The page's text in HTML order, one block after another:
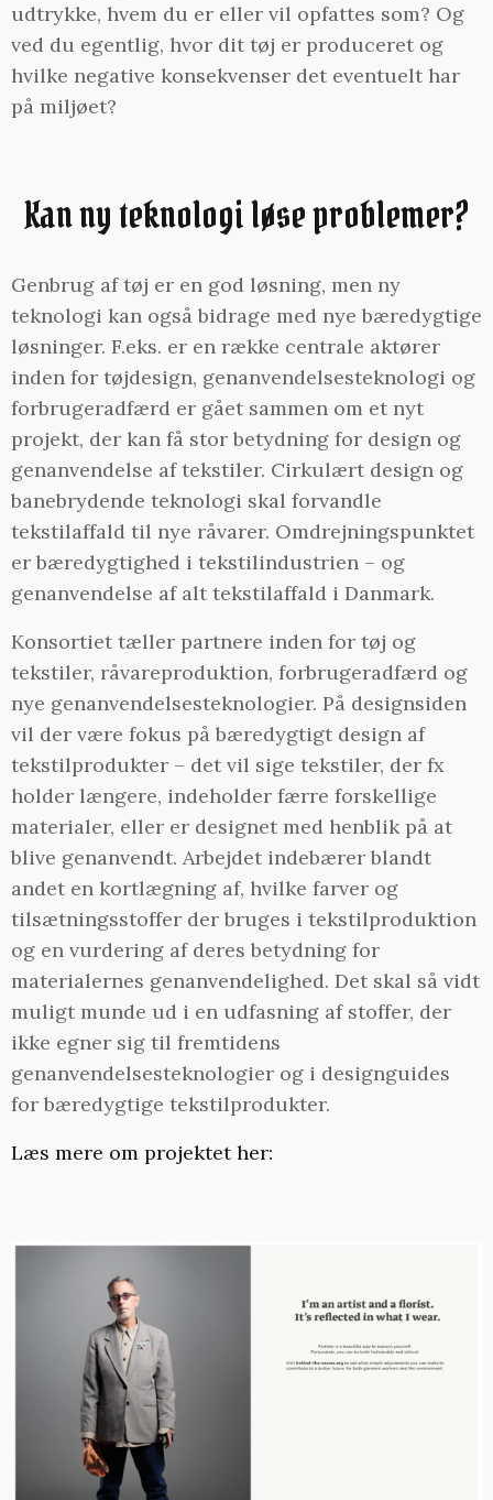
udtrykke, hvem du er eller vil opfattes som? Og
ved du egentlig, hvor dit tøj er produceret og
hvilke negative konsekvenser det eventuelt har
på miljøet?
Kan ny teknologi løse problemer?
Genbrug af tøj er en god løsning, men ny
teknologi kan også bidrage med nye bæredygtige
løsninger. F.eks. er en række centrale aktører
inden for tøjdesign, genanvendelsesteknologi og
forbrugeradfærd er gået sammen om et nyt
projekt, der kan få stor betydning for design og
genanvendelse af tekstiler. Cirkulært design og
banebrydende teknologi skal forvandle
tekstilaffald til nye råvarer. Omdrejningspunktet
er bæredygtighed i tekstilindustrien – og
genanvendelse af alt tekstilaffald i Danmark.
Konsortiet tæller partnere inden for tøj og
tekstiler, råvareproduktion, forbrugeradfærd og
nye genanvendelsesteknologier. På designsiden
vil der være fokus på bæredygtigt design af
tekstilprodukter – det vil sige tekstiler, der fx
holder længere, indeholder færre forskellige
materialer, eller er designet med henblik på at
blive genanvendt. Arbejdet indebærer blandt
andet en kortlægning af, hvilke farver og
tilsætningsstoffer der bruges i tekstilproduktion
og en vurdering af deres betydning for
materialernes genanvendelighed. Det skal så vidt
muligt munde ud i en udfasning af stoffer, der
ikke egner sig til fremtidens
genanvendelsesteknologier og i designguides
for bæredygtige tekstilprodukter.
Læs mere om projektet her: